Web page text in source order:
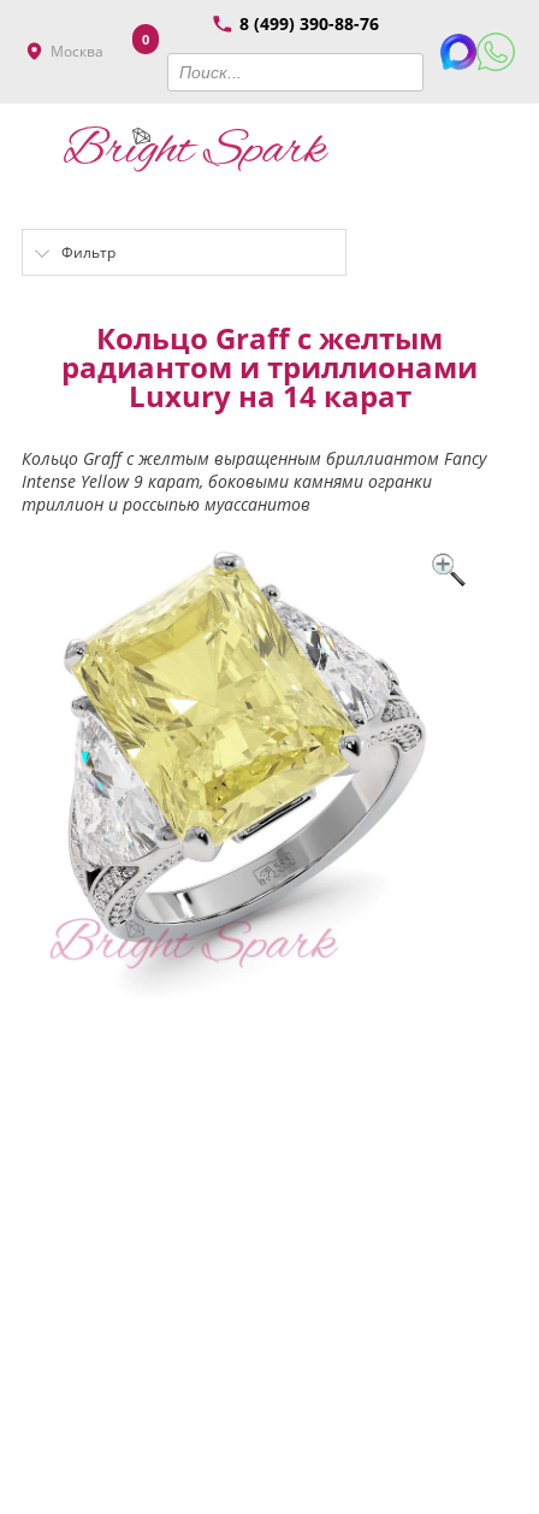
Москва
8 (499) 390-88-76
0
Фильтр
Кольцо Graff с желтым
радиантом и триллионами
Luxury на 14 карат
Кольцо Graff с желтым выращенным бриллиантом Fancy
Intense Yellow 9 карат, боковыми камнями огранки
триллион и россыпью муассанитов